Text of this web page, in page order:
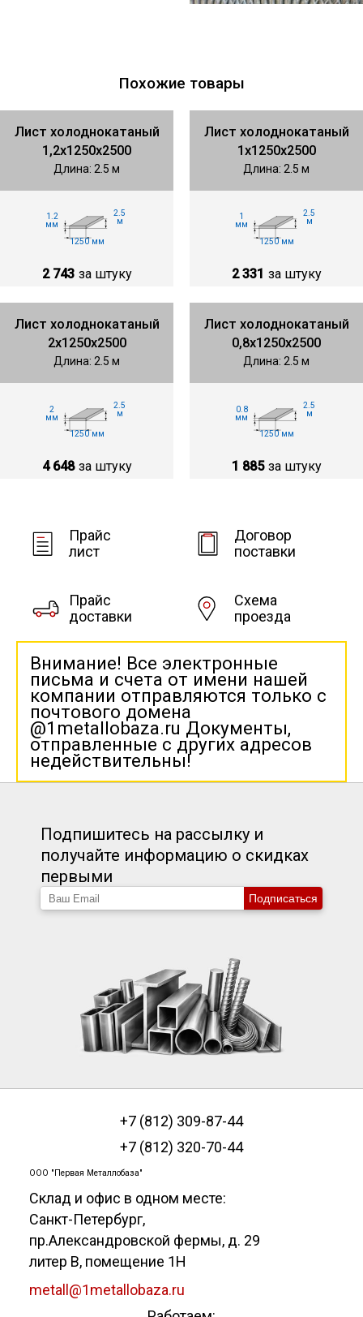
Похожие товары
Лист холоднокатаный
1,2х1250х2500
Длина: 2.5 м
1.2
мм
2.5
м
1250 мм
2 743 за штуку
Лист холоднокатаный
1х1250х2500
Длина: 2.5 м
1
мм
2.5
м
1250 мм
2 331 за штуку
Лист холоднокатаный
2х1250х2500
Длина: 2.5 м
2
мм
2.5
м
1250 мм
4 648 за штуку
Лист холоднокатаный
0,8х1250х2500
Длина: 2.5 м
0.8
мм
2.5
м
1250 мм
1 885 за штуку
Прайс
лист
Договор
поставки
Прайс
доставки
Схема
проезда
Внимание! Все электронные
письма и счета от имени нашей
компании отправляются только с
почтового домена
@1metallobaza.ru Документы,
отправленные с других адресов
недействительны!
Подпишитесь на рассылку и
получайте информацию о скидках
первыми
Подписаться
+7 (812) 309-87-44
+7 (812) 320-70-44
ООО "Первая Металлобаза"
Склад и офис в одном месте:
Санкт-Петербург,
пр.Александровской фермы, д. 29
литер В, помещение 1Н
metall@1metallobaza.ru